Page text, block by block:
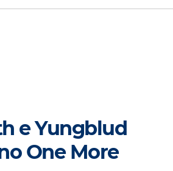
e Yungblud
One More